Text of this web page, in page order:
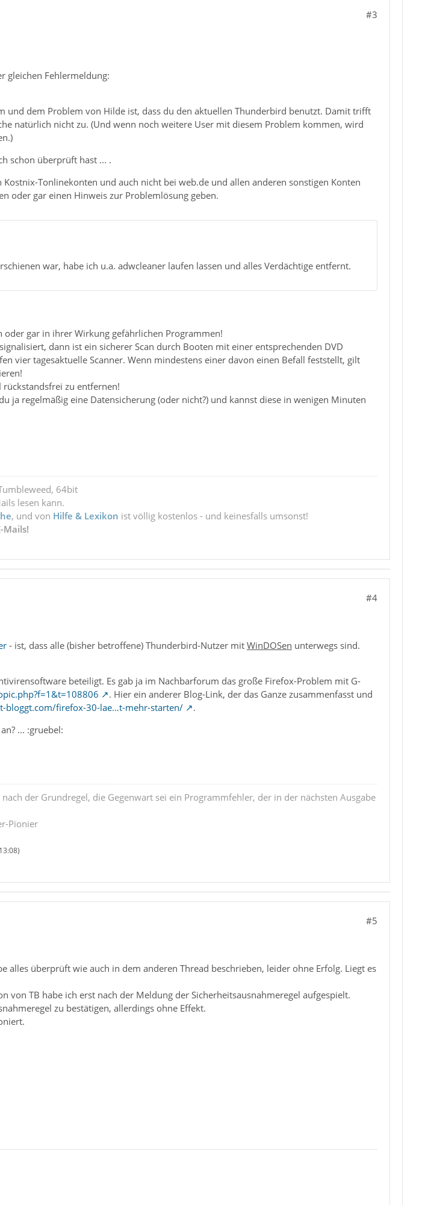
#3
gleichen Fehlermeldung:
und dem Problem von Hilde ist, dass du den aktuellen Thunderbird benutzt. Damit trifft
natürlich nicht zu. (Und wenn noch weitere User mit diesem Problem kommen, wird
schon überprüft hast ... .
Tonlinekonten und auch nicht bei web.de und allen anderen sonstigen Konten
oder gar einen Hinweis zur Problemlösung geben.
war, habe ich u.a. adwcleaner laufen lassen und alles Verdächtige entfernt.
gar in ihrer Wirkung gefährlichen Programmen!
dann ist ein sicherer Scan durch Booten mit einer entsprechenden DVD
vier tagesaktuelle Scanner. Wenn mindestens einer davon einen Befall feststellt, gilt
zu entfernen!
ja regelmäßig eine Datensicherung (oder nicht?) und kannst diese in wenigen Minuten
64bit
lesen kann.
, und von Hilfe & Lexikon ist völlig kostenlos - und keinesfalls umsonst!
Mails!
#4
- ist, dass alle (bisher betroffene) Thunderbird-Nutzer mit WinDOSen unterwegs sind.
beteiligt. Es gab ja im Nachbarforum das große Firefox-Problem mit G-
. Hier ein anderer Blog-Link, der das Ganze zusammenfasst und
bloggt.com/firefox-30-lae…t-mehr-starten/
.
... :gruebel:
der Grundregel, die Gegenwart sei ein Programmfehler, der in der nächsten Ausgabe
Pionier
)
#5
alles überprüft wie auch in dem anderen Thread beschrieben, leider ohne Erfolg. Liegt es
von TB habe ich erst nach der Meldung der Sicherheitsausnahmeregel aufgespielt.
zu bestätigen, allerdings ohne Effekt.